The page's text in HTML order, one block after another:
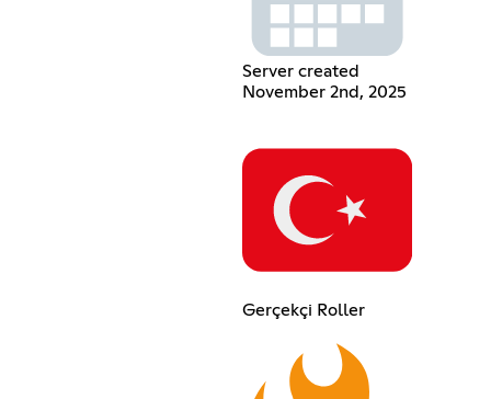
Server created
November 2nd, 2025
Gerçekçi Roller